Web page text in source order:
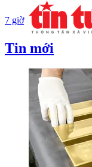
7 giờ
Tin mới